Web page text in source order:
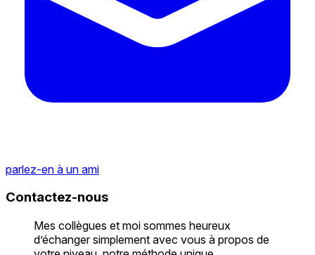
parlez-en à un ami
Contactez-nous
Mes collègues et moi sommes heureux
d’échanger simplement avec vous à propos de